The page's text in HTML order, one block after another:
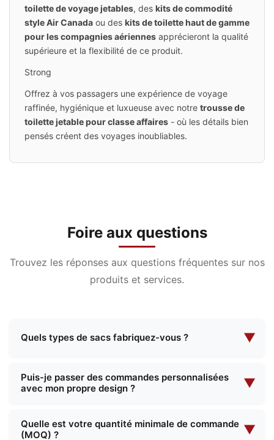
toilette de voyage jetables, des kits de commodité
style Air Canada ou des kits de toilette haut de gamme
pour les compagnies aériennes apprécieront la qualité
supérieure et la flexibilité de ce produit.
Strong
Offrez à vos passagers une expérience de voyage
raffinée, hygiénique et luxueuse avec notre trousse de
toilette jetable pour classe affaires - où les détails bien
pensés créent des voyages inoubliables.
Foire aux questions
Trouvez les réponses aux questions fréquentes sur nos
produits et services.
Quels types de sacs fabriquez-vous ? ▼
d'une large gamme de sacs, notamment des
trousses de maquillage, des trousses de
cartables, des sacs à provisions, etc. Nous
Puis-je passer des commandes personnalisées
avec mon propre design ?
▼
fabrication sur mesure. Vous pouvez nous fournir
Quelle est votre quantité minimale de commande
(MOQ) ?
▼